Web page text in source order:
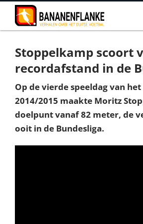
Home
Nieuws
Interviews
Groundhopverhalen
De fans
Stoppelkamp scoort
recordafstand in de
Op de vierde speeldag van het
2014/2015 maakte Moritz
doelpunt vanaf 82 meter, de
ooit in de Bundesliga.